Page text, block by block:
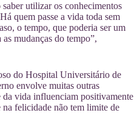
utilizar os conhecimentos
quem passe a vida toda sem
o tempo, que poderia ser um
mudanças do tempo”,
do Hospital Universitário de
envolve muitas outras
da vida influenciam positivamente
na felicidade não tem limite de